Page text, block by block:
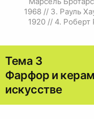
1968 // 3. Рауль
1920 // 4.
Тема 3
Фарфор и
искусстве